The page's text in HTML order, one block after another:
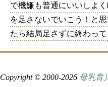
で機嫌も普通にいいしよ
を足さないでいこう！と
たら結局足さずに終わって
Copyright © 2000-2026 母乳育